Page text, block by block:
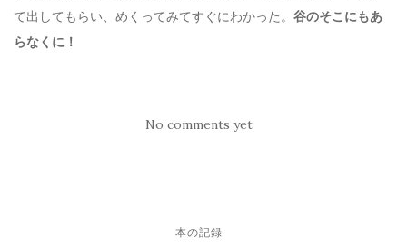
て出してもらい、めくってみてすぐにわかった。 谷のそこにもあ
らなくに！
No comments yet
本の記録